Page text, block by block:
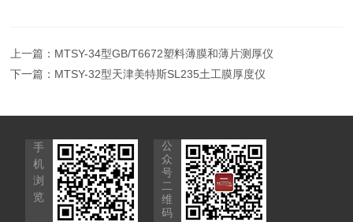
上一篇： MTSY-34型GB/T6672塑料薄膜和薄片测厚仪
下一篇： MTSY-32型天津美特斯SL235土工膜厚度仪
手
机
浏
览
公
众
号
二
维
码